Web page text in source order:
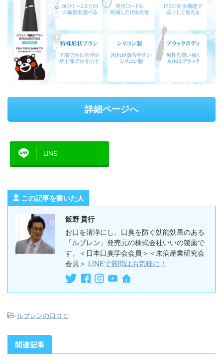
詳細ページへ
LINE
この記事を書いた人
飯野 貴行
お口を清浄にし、口臭を防ぐ効能効果のある
「ルブレン」発売元の株式会社いいの製薬で
す。＜日本口臭学会会員＞＜未病産業研究会
会員＞ LINEで質問はお気軽に！
-ルブレンの口コミ
関連記事